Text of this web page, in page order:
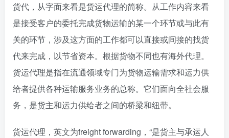
货代，从字面来看是货运代理的简称。从工作内容来看
是接受客户的委托完成货物运输的某一个环节或与此有
关的环节，涉及这方面的工作都可以直接或间接的找货
代来完成，以节省资本。根据货物不同也有海外代理。
货运代理是指在流通领域专门为货物运输需求和运力供
给者提供各种运输服务业务的总称。它们面向全社会服
务，是货主和运力供给者之间的桥梁和纽带。
货运代理，英文为freight forwarding，“是货主与承运人